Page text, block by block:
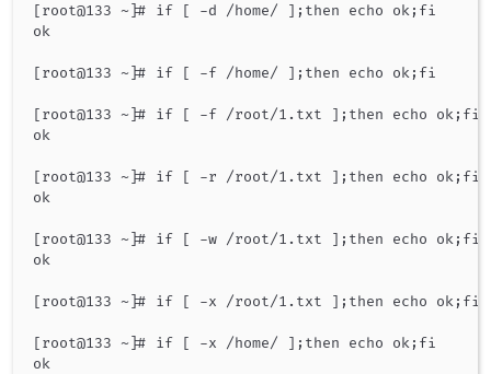
[root@133 ~]# if [ -d /home/ ];then echo ok;fi
ok
[root@133 ~]# if [ -f /home/ ];then echo ok;fi
[root@133 ~]# if [ -f /root/1.txt ];then echo ok;fi
ok
[root@133 ~]# if [ -r /root/1.txt ];then echo ok;fi
ok
[root@133 ~]# if [ -w /root/1.txt ];then echo ok;fi
ok
[root@133 ~]# if [ -x /root/1.txt ];then echo ok;fi
[root@133 ~]# if [ -x /home/ ];then echo ok;fi
ok